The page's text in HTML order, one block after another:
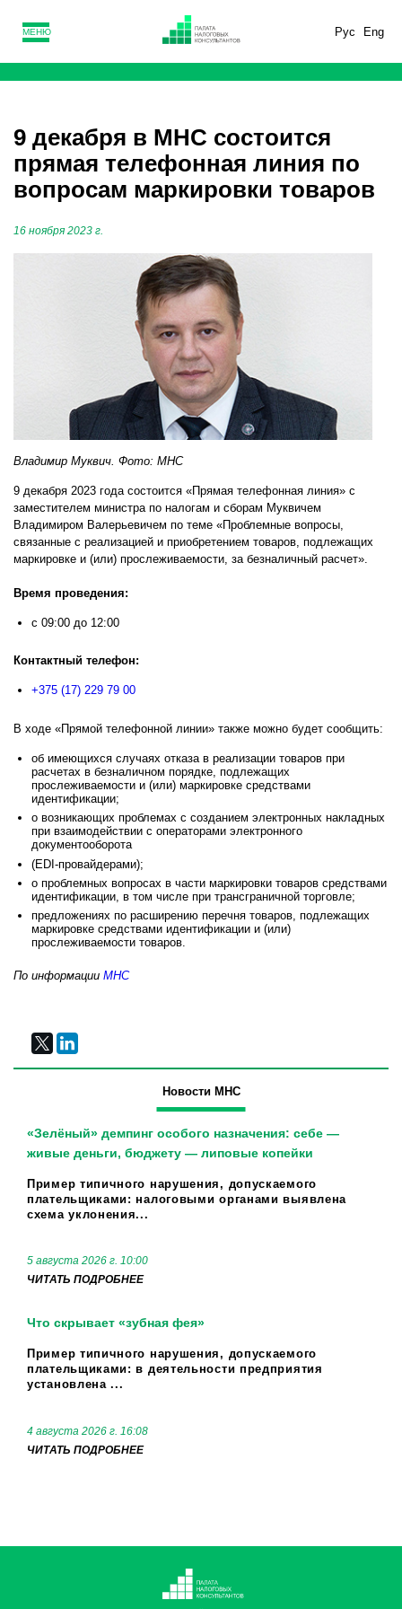
Рус Eng
МЕНЮ
9 декабря в МНС состоится
прямая телефонная линия по
вопросам маркировки товаров
16 ноября 2023 г.
Владимир Муквич. Фото: МНС
9 декабря 2023 года состоится «Прямая телефонная линия» с
заместителем министра по налогам и сборам Муквичем
Владимиром Валерьевичем по теме «Проблемные вопросы,
связанные с реализацией и приобретением товаров, подлежащих
маркировке и (или) прослеживаемости, за безналичный расчет».
Время проведения:
с 09:00 до 12:00
Контактный телефон:
+375 (17) 229 79 00
В ходе «Прямой телефонной линии» также можно будет сообщить:
об имеющихся случаях отказа в реализации товаров при
расчетах в безналичном порядке, подлежащих
прослеживаемости и (или) маркировке средствами
идентификации;
о возникающих проблемах с созданием электронных накладных
при взаимодействии с операторами электронного
документооборота
(EDI-провайдерами);
о проблемных вопросах в части маркировки товаров средствами
идентификации, в том числе при трансграничной торговле;
предложениях по расширению перечня товаров, подлежащих
маркировке средствами идентификации и (или)
прослеживаемости товаров.
По информации МНС
Новости МНС
«Зелёный» демпинг особого назначения: себе —
живые деньги, бюджету — липовые копейки
Пример типичного нарушения, допускаемого
плательщиками: налоговыми органами выявлена
схема уклонения...
5 августа 2026 г. 10:00
ЧИТАТЬ ПОДРОБНЕЕ
Что скрывает «зубная фея»
Пример типичного нарушения, допускаемого
плательщиками: в деятельности предприятия
установлена ...
4 августа 2026 г. 16:08
ЧИТАТЬ ПОДРОБНЕЕ